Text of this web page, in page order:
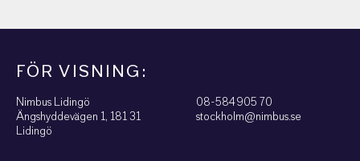
FÖR VISNING:
Nimbus Lidingö
Ängshyddevägen 1, 181 31
Lidingö
08-584 905 70
stockholm@nimbus.se